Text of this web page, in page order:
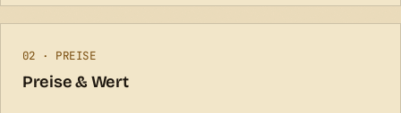
02 · PREISE
Preise & Wert